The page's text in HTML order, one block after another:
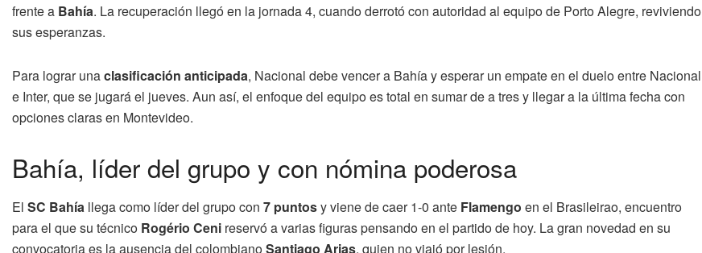
frente a Bahía. La recuperación llegó en la jornada 4, cuando derrotó con autoridad al equipo de Porto Alegre, reviviendo
sus esperanzas.
Para lograr unaclasificación anticipada, Nacional debe vencer a Bahía y esperar un empate en el duelo entre Nacional
e Inter, que se jugará el jueves. Aun así, el enfoque del equipo es total en sumar de a tres y llegar a la última fecha con
opciones claras en Montevideo.
Bahía, líder del grupo y con nómina poderosa
El SC Bahía llega como líder del grupo con 7 puntosy viene de caer 1-0 ante Flamengo en el Brasileirao, encuentro
para el que su técnico Rogério Ceni reservó a varias figuras pensando en el partido de hoy. La gran novedad en su
convocatoria es la ausencia del colombianoSantiago Arias, quien no viajó por lesión.